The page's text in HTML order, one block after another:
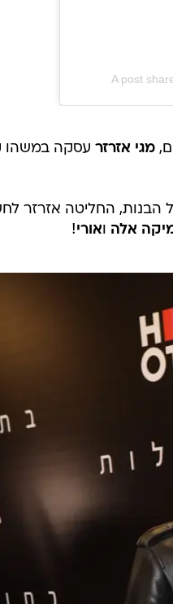
A post
מגי אזרזר עסקה במשהו
הבנות, החליטה אזרזר
אלה ואורי!